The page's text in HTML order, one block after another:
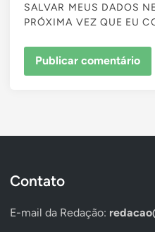
SALVAR MEUS DADOS
PRÓXIMA VEZ QUE EU
Contato
E-mail da Redação: